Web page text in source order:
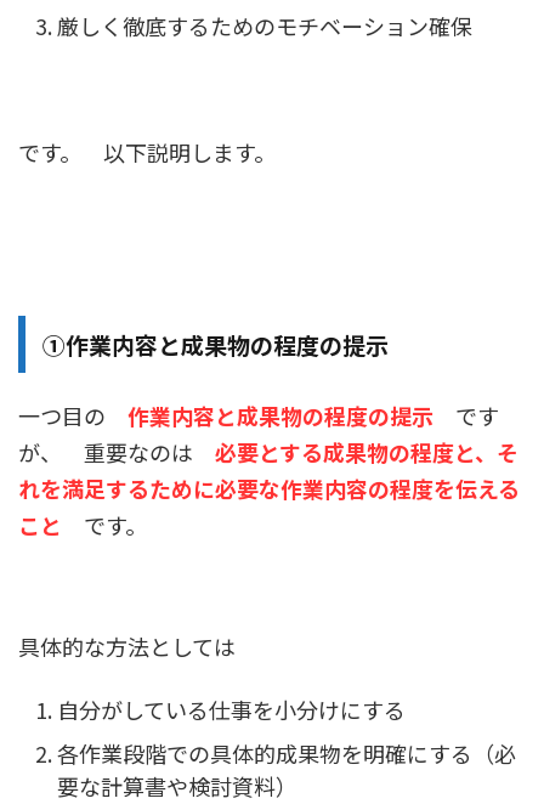
厳しく徹底するためのモチベーション確保
です。 以下説明します。
①作業内容と成果物の程度の提示
一つ目の 作業内容と成果物の程度の提示 です
が、 重要なのは 必要とする成果物の程度と、そ
れを満足するために必要な作業内容の程度を伝える
こと
です。
具体的な方法としては
自分がしている仕事を小分けにする
各作業段階での具体的成果物を明確にする（必
要な計算書や検討資料）